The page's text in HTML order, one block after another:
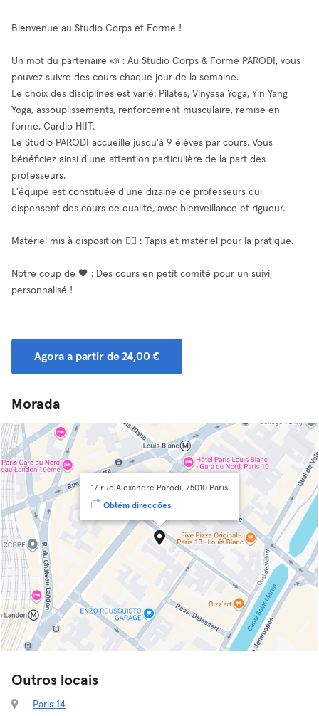
Bienvenue au Studio Corps et Forme !
Un mot du partenaire 📣 : Au Studio Corps & Forme PARODI, vous
pouvez suivre des cours chaque jour de la semaine.
Le choix des disciplines est varié: Pilates, Vinyasa Yoga, Yin Yang
Yoga, assouplissements, renforcement musculaire, remise en
forme, Cardio HIIT.
Le Studio PARODI accueille jusqu'à 9 élèves par cours. Vous
bénéficiez ainsi d'une attention particulière de la part des
professeurs.
L'équipe est constituée d'une dizaine de professeurs qui
dispensent des cours de qualité, avec bienveillance et rigueur.
Matériel mis à disposition 🧘‍♂️ : Tapis et matériel pour la pratique.
Notre coup de 🖤 : Des cours en petit comité pour un suivi
personnalisé !
Agora a partir de 24,00 €
Morada
17 rue Alexandre Parodi, 75010 Paris
Obtém direcções
Outros locais
Paris 14